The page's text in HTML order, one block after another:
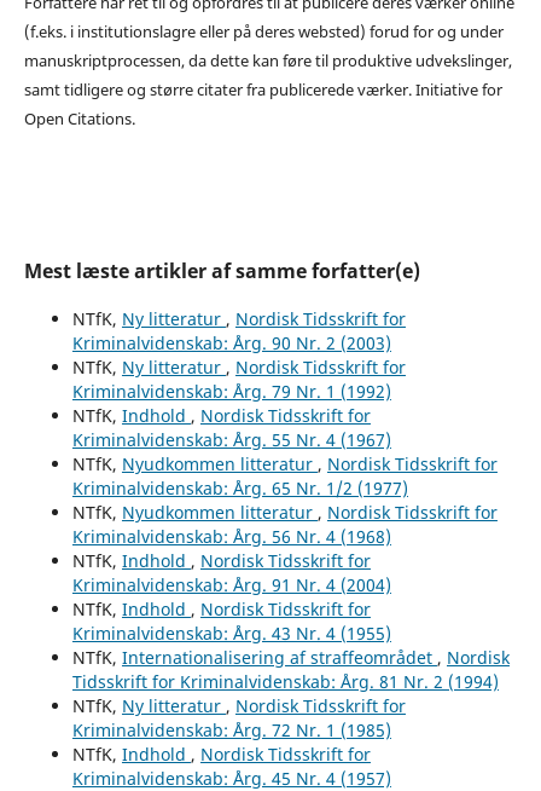
(f.eks. i institutionslagre eller på deres websted) forud for og under
manuskriptprocessen, da dette kan føre til produktive udvekslinger,
samt tidligere og større citater fra publicerede værker. Initiative for
Open Citations.
Mest læste artikler af samme forfatter(e)
NTfK, Ny litteratur , Nordisk Tidsskrift for
Kriminalvidenskab: Årg. 90 Nr. 2 (2003)
NTfK, Ny litteratur , Nordisk Tidsskrift for
Kriminalvidenskab: Årg. 79 Nr. 1 (1992)
NTfK, Indhold , Nordisk Tidsskrift for
Kriminalvidenskab: Årg. 55 Nr. 4 (1967)
NTfK, Nyudkommen litteratur , Nordisk Tidsskrift for
Kriminalvidenskab: Årg. 65 Nr. 1/2 (1977)
NTfK, Nyudkommen litteratur , Nordisk Tidsskrift for
Kriminalvidenskab: Årg. 56 Nr. 4 (1968)
NTfK, Indhold , Nordisk Tidsskrift for
Kriminalvidenskab: Årg. 91 Nr. 4 (2004)
NTfK, Indhold , Nordisk Tidsskrift for
Kriminalvidenskab: Årg. 43 Nr. 4 (1955)
NTfK, Internationalisering af straffeområdet , Nordisk
Tidsskrift for Kriminalvidenskab: Årg. 81 Nr. 2 (1994)
NTfK, Ny litteratur , Nordisk Tidsskrift for
Kriminalvidenskab: Årg. 72 Nr. 1 (1985)
NTfK, Indhold , Nordisk Tidsskrift for
Kriminalvidenskab: Årg. 45 Nr. 4 (1957)